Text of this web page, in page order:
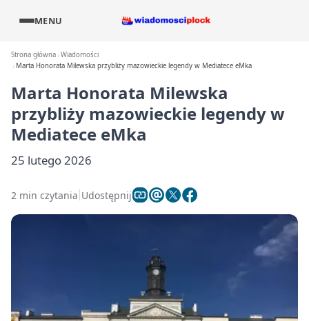
MENU
Strona główna Wiadomości
Marta Honorata Milewska przybliży mazowieckie legendy w Mediatece eMka
Marta Honorata Milewska
przybliży mazowieckie legendy w
Mediatece eMka
25 lutego 2026
2 min czytania Udostępnij